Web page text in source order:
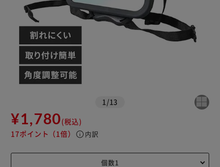
1/13
¥1,780(税込)
17ポイント （1倍） info 内訳
カートに入れる 購入手続きへ